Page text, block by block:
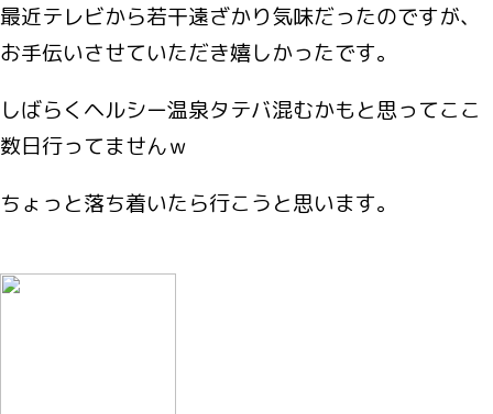
最近テレビから若干遠ざかり気味だったのですが、
お手伝いさせていただき嬉しかったです。
しばらくヘルシー温泉タテバ混むかもと思ってここ
数日行ってませんｗ
ちょっと落ち着いたら行こうと思います。